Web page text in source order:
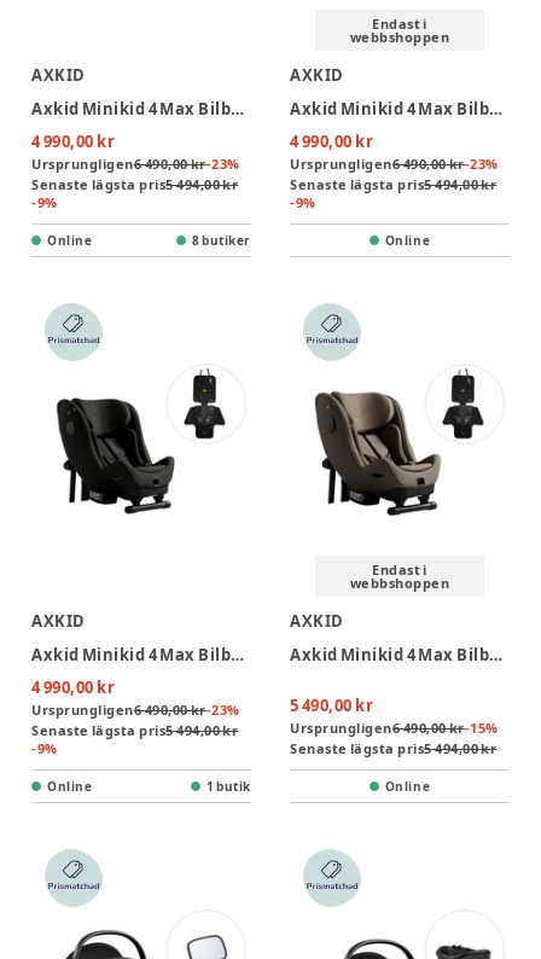
AXKID
Axkid Minikid 4 Max Bilbarnstol Inkl. Sparkskydd - Arctic Mist Grey
4 990,00 kr
Ursprungligen6 490,00 kr-23%
Senaste lägsta pris5 494,00 kr
-9%
Online 8 butiker
Endast i
webbshoppen
AXKID
Axkid Minikid 4 Max Bilbarnstol Inkl. Sparkskydd - Glacier Lake BLue
4 990,00 kr
Ursprungligen6 490,00 kr-23%
Senaste lägsta pris5 494,00 kr
-9%
Online
AXKID
Axkid Minikid 4 Max Bilbarnstol Inkl. Sparkskydd - Forest Moss Green
4 990,00 kr
Ursprungligen6 490,00 kr-23%
Senaste lägsta pris5 494,00 kr
-9%
Online 1 butik
Endast i
webbshoppen
AXKID
Axkid Minikid 4 Max Bilbarnstol Inkl. Sparkskydd - Driftwood Beige
5 490,00 kr
Ursprungligen6 490,00 kr-15%
Senaste lägsta pris5 494,00 kr
Online